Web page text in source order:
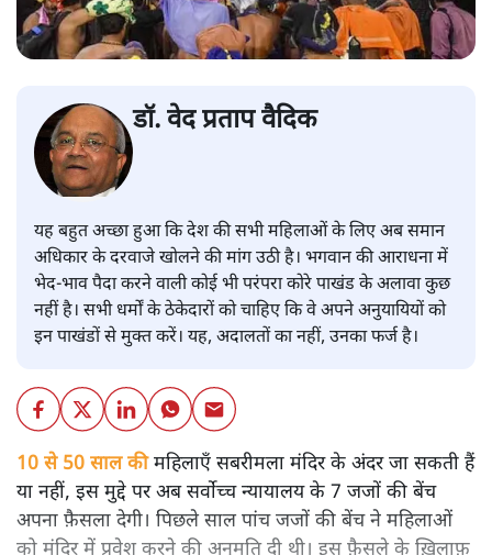
डॉ. वेद प्रताप वैदिक
यह बहुत अच्छा हुआ कि देश की सभी महिलाओं के लिए अब समान
अधिकार के दरवाजे खोलने की मांग उठी है। भगवान की आराधना में
भेद-भाव पैदा करने वाली कोई भी परंपरा कोरे पाखंड के अलावा कुछ
नहीं है। सभी धर्मों के ठेकेदारों को चाहिए कि वे अपने अनुयायियों को
इन पाखंडों से मुक्त करें। यह, अदालतों का नहीं, उनका फर्ज है।
10 से 50 साल कीमहिलाएँ सबरीमला मंदिर के अंदर जा सकती हैं
या नहीं, इस मुद्दे पर अब सर्वोच्च न्यायालय के 7 जजों की बेंच
अपना फ़ैसला देगी। पिछले साल पांच जजों की बेंच ने महिलाओं
को मंदिर में प्रवेश करने की अनुमति दी थी। इस फ़ैसले के ख़िलाफ़